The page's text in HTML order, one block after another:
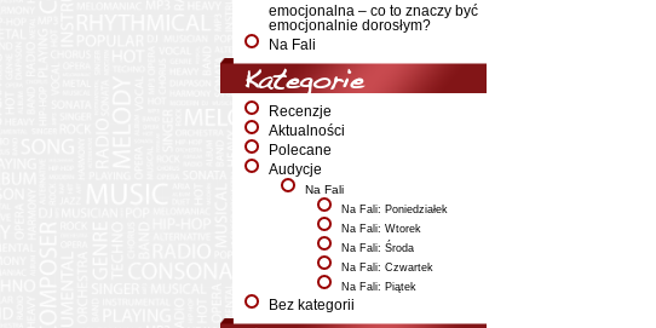
emocjonalna – co to znaczy być
emocjonalnie dorosłym?
Na Fali
Kategorie
Recenzje
Aktualności
Polecane
Audycje
Na Fali
Na Fali: Poniedziałek
Na Fali: Wtorek
Na Fali: Środa
Na Fali: Czwartek
Na Fali: Piątek
Bez kategorii